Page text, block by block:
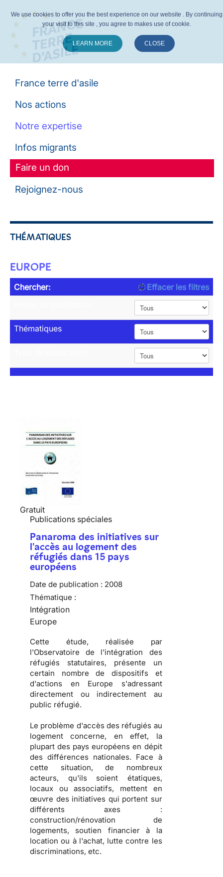
France terre d'asile
Nos actions
Notre expertise
Infos migrants
Faire un don
Rejoignez-nous
THÉMATIQUES
EUROPE
Chercher:
Effacer les filtres
Thématiques
Gratuit
Publications spéciales
Panaroma des initiatives sur
l'accès au logement des
réfugiés dans 15 pays
européens
Date de publication : 2008
Thématique :
Intégration
Europe
Cette étude, réalisée par
l'Observatoire de l'intégration des
réfugiés statutaires, présente un
certain nombre de dispositifs et
d'actions en Europe s'adressant
directement ou indirectement au
public réfugié.
Le problème d'accès des réfugiés au
logement concerne, en effet, la
plupart des pays européens en dépit
des différences nationales. Face à
cette situation, de nombreux
acteurs, qu'ils soient étatiques,
locaux ou associatifs, mettent en
œuvre des initiatives qui portent sur
différents axes :
construction/rénovation de
logements, soutien financier à la
location ou à l'achat, lutte contre les
discriminations, etc.
We use cookies to offer you the best experience on our website . By continuing
your visit to this site , you agree to makes use of cookie.
LEARN MORE CLOSE